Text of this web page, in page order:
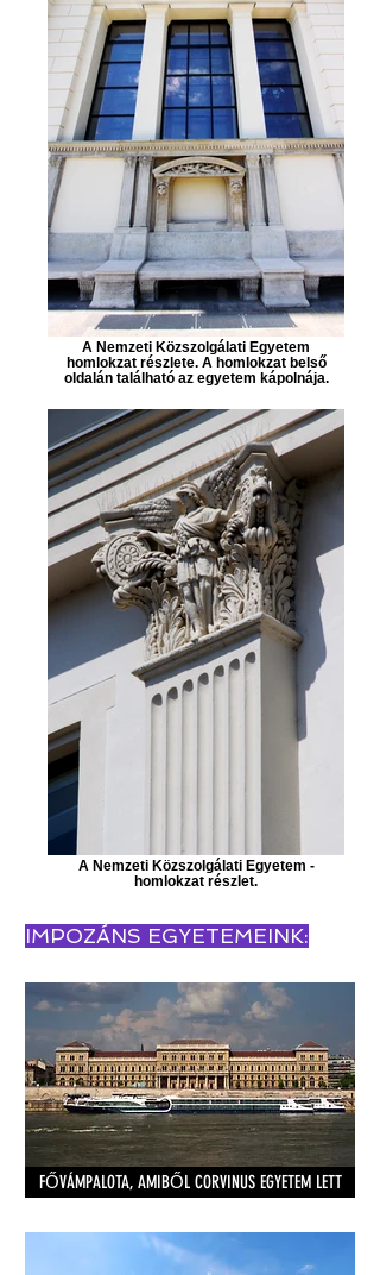
A Nemzeti Közszolgálati Egyetem
homlokzat részlete. A homlokzat belső
oldalán található az egyetem kápolnája.
A Nemzeti Közszolgálati Egyetem -
homlokzat részlet.
IMPOZÁNS EGYETEMEINK:
FŐVÁMPALOTA, AMIBŐL CORVINUS EGYETEM LETT